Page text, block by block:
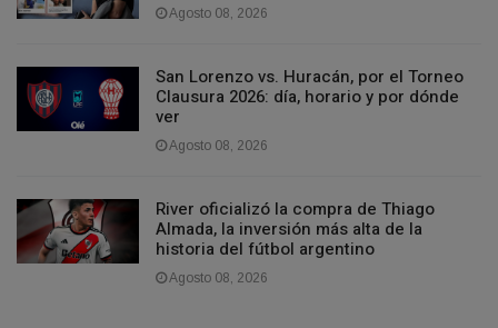
Agosto 08, 2026
San Lorenzo vs. Huracán, por el Torneo
Clausura 2026: día, horario y por dónde
ver
Agosto 08, 2026
River oficializó la compra de Thiago
Almada, la inversión más alta de la
historia del fútbol argentino
Agosto 08, 2026